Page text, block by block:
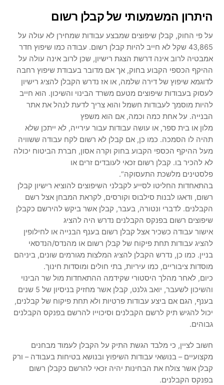
היתרון המשמעותי של קבלן רשום
על פי החוק, קבלן שיפוצים שמבצע עבודות שמחירן לא עולה על
43,865 שקל לא חייב להיות קבלן רשום. עבודה כמו שיפוץ חדר
אמבטיה לרוב אינה דרשת הצגת רישיון, שכן לרוב אינה עולה על
ההיקף הכספי הקבוע בחוק, אך אם מדובר בעבודת שיפוץ רחבה
לדוגמא שיפוץ של דירה שלמה, או אז נדרש הקבלן להציג רישיון
לעסוק בעבודות שיפוצים מטעם משרד הבינוי והשיכון. הוא חייב
להיות מוסמך לעבודות חשמל והוא צריך לדעת לנהל את אתר
הבנייה. על אחת כמה וכמה, אם הוא משפץ
מלון או בית ספר, או עושה עבודות עבור עירייה, לא ייתכן שלא
תהיה לו הסמכה. כמו כן, אם קבלן לא רשום לקח עבודה ששוויה
מעל ההיקף הכספי הקבוע בחוק וקרה אסון, חברת הביטוח יכולה
לא להכיר בו. קבלן רשום זכאי לעובדים זרים או
פלסטינים מלשכת התעסוקה“.
בהתאחדות החליטו לסייע לקבלני השיפוצים להוציא רישיון קבלן
רשום, ודאגו לבנות סילבוס וקורסים, לקראת המבחן אצל רשם
הקבלנים. לדברי ונטורה, בעבר, קבלן אשר ביקש להירשם כקבלן
שיפוצים רשום בפנקס הקבלנים נדרש היה להציג
אישור עבודה כשכיר אצל קבלן רשום בענף הבנייה או לחילופין
להציג עבודות תחת פיקוח של קבלן רשום או מהנדס/הנדסאי
בניין. כמו כן, נדרש הקבלן להציג המלצות מגורמים שונים, ביניהם
מוסדות ציבוריים, כמו עיריות, בתי חולים ומוסדות חינוך.
כיום, לאחר מהלך היסטורי שקידמה ההתאחדות מול שר הבינוי
והשיכון לשעבר, יואב גלנט, קבלן אשר מחזיק בניסיון של 5 שנים
בענף, הגם אם ביצע עבודות פרטיות ולא תחת פיקוח של קבלנים,
יכול להגיש תיק לרשם הקבלנים וסיכוייו להרשם בפנקס הקבלנים
גבוהים.
חשוב לציין, כי מלבד הגשת התיק על הקבלן לעמוד מבחנים
מקצועיים – בנושאי עבודות השיפוץ ובנושא בטיחות בעבודה – ורק
קבלן אשר צולח את הבחינות יהיה זכאי להרשם כקבלן רשום
בפנקס הקבלנים.